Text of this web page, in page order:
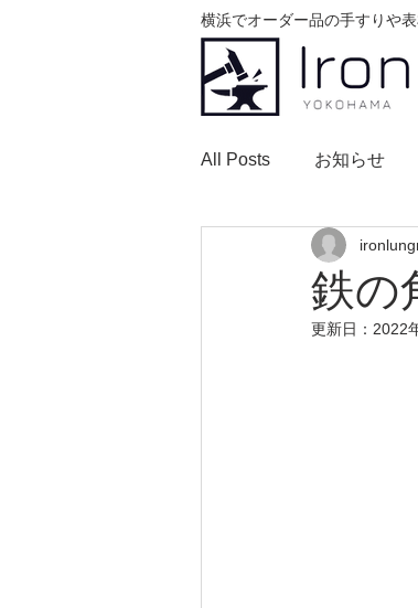
横浜でオーダー品の手すりや
All Posts お知らせ
鉄の
更新日： 2022